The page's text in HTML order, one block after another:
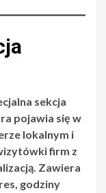
sekcja
pojawia się w
lokalnym i
firm z
Zawiera
godziny